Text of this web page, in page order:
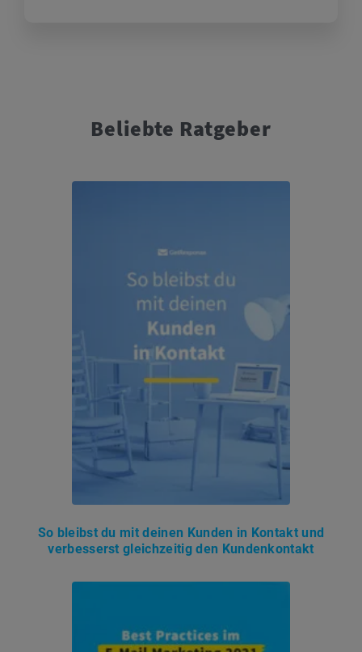
Beliebte Ratgeber
So bleibst du mit deinen Kunden in Kontakt und
verbesserst gleichzeitig den Kundenkontakt